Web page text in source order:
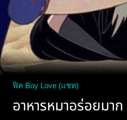
ฟิค Boy Love (แชท)
อาหารหมาอร่อยมา